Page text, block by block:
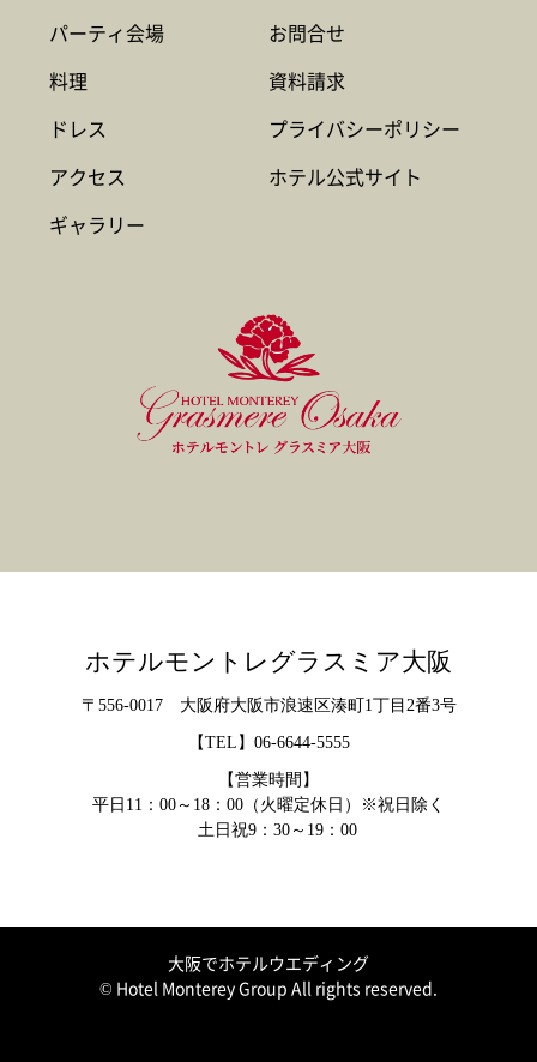
パーティ会場
料理
ドレス
アクセス
ギャラリー
お問合せ
資料請求
プライバシーポリシー
ホテル公式サイト
ホテルモントレグラスミア大阪
〒556-0017 大阪府大阪市浪速区湊町1丁目2番3号
【TEL】 06-6644-5555
【営業時間】
平日11：00～18：00（火曜定休日）※祝日除く
土日祝9：30～19：00
大阪でホテルウエディング
© Hotel Monterey Group All rights reserved.